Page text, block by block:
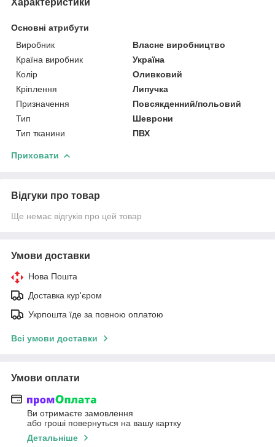
Основні атрибути
Виробник
Власне виробництво
Країна виробник
Україна
Колір
Оливковий
Кріплення
Липучка
Призначення
Повсякденний/польовий
Тип
Шеврони
Тип тканини
ПВХ
Приховати
Відгуки про товар
Ще немає відгуків про цей товар
Умови доставки
Нова Пошта
Доставка кур'єром
Укрпошта їде за повною оплатою
Всі умови доставки
Умови оплати
Ви отримаєте замовлення
або гроші повернуться на вашу картку
Детальніше